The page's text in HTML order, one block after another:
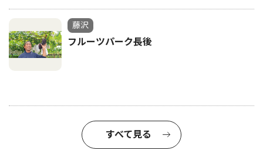
藤沢
フルーツパーク長後
すべて見る